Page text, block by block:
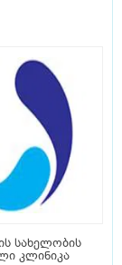
სახელობის
კლინიკა